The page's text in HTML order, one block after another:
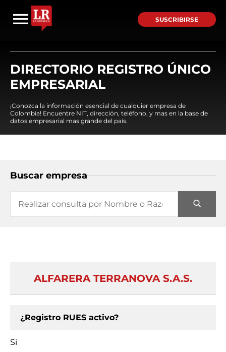
SUSCRIBIRSE
DIRECTORIO REGISTRO ÚNICO
EMPRESARIAL
¡Conozca la información esencial de cualquier empresa de
Colombia! Encuentre NIT, dirección, teléfono, y mas en la base de
datos empresarial mas grande del país.
Buscar empresa
ALFARERA TERRANOVA S.A.S.
¿Registro RUES activo?
Si